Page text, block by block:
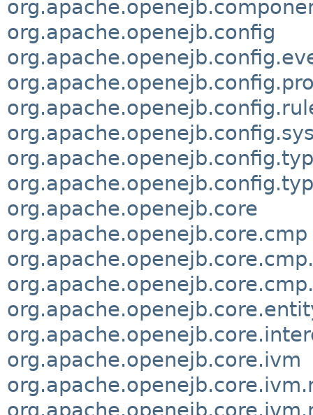
org.apache.openejb.config
org.apache.openejb.core
org.apache.openejb.core.cmp
org.apache.openejb.core.ivm